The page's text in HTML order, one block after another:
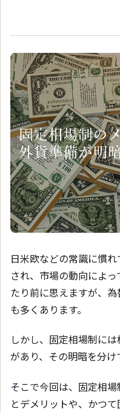
日米欧などの常識に慣
され、市場の動向によ
たり前に思えますが、
も多くあります。
しかし、固定相場制に
があり、その明暗を分け
そこで今回は、固定相
とデメリットや、かつ